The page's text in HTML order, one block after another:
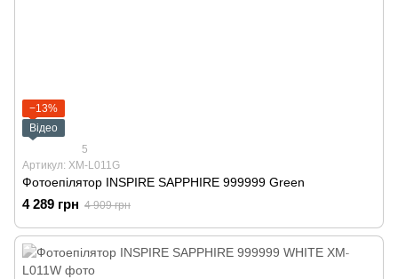
−13%
Відео
5
Артикул: XM-L011G
Фотоепілятор INSPIRE SAPPHIRE 999999 Green
4 289 грн 4 909 грн